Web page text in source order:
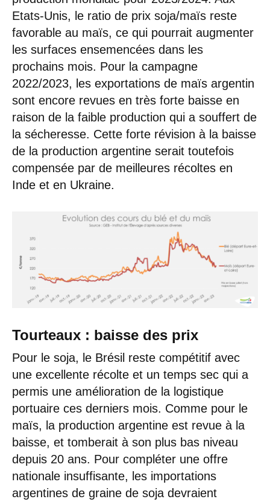
Etats-Unis, le ratio de prix soja/maïs reste
favorable au maïs, ce qui pourrait augmenter
les surfaces ensemencées dans les
prochains mois. Pour la campagne
2022/2023, les exportations de maïs argentin
sont encore revues en très forte baisse en
raison de la faible production qui a souffert de
la sécheresse. Cette forte révision à la baisse
de la production argentine serait toutefois
compensée par de meilleures récoltes en
Inde et en Ukraine.
Tourteaux : baisse des prix
Pour le soja, le Brésil reste compétitif avec
une excellente récolte et un temps sec qui a
permis une amélioration de la logistique
portuaire ces derniers mois. Comme pour le
maïs, la production argentine est revue à la
baisse, et tomberait à son plus bas niveau
depuis 20 ans. Pour compléter une offre
nationale insuffisante, les importations
argentines de graine de soja devraient